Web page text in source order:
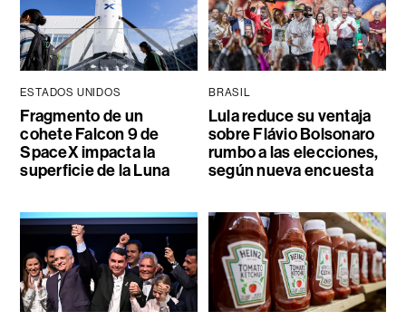
ESTADOS UNIDOS
Fragmento de un
cohete Falcon 9 de
SpaceX impacta la
superficie de la Luna
BRASIL
Lula reduce su ventaja
sobre Flávio Bolsonaro
rumbo a las elecciones,
según nueva encuesta